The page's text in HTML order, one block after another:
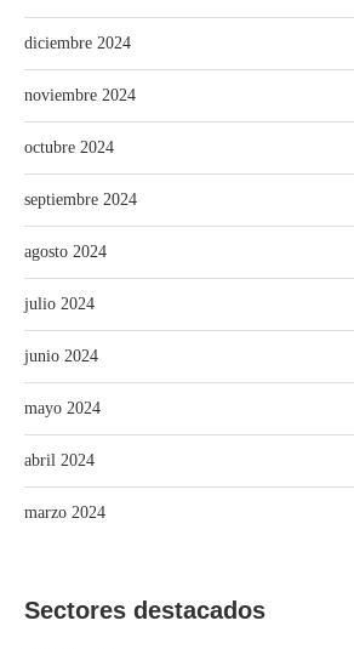
diciembre 2024
noviembre 2024
octubre 2024
septiembre 2024
agosto 2024
julio 2024
junio 2024
mayo 2024
abril 2024
marzo 2024
Sectores destacados